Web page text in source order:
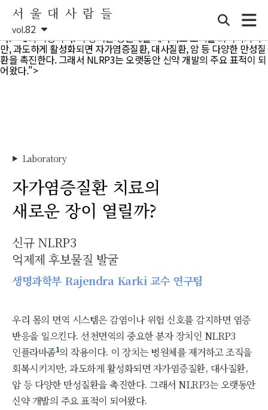
1의 작용이다. 이 장치는 병원체를 제거하고 조직을 회복시키지만, 과
도하게 활성화되면 자가염증질환, 대사질환, 암 등 다양한 만성질환을
촉진한다. 그래서 NLRP3는 오랫동안 신약 개발의 주요 표적이 되어왔
다.">1의 작용이다. 이 장치는 병원체를 제거하고 조직을 회복시키지
만, 과도하게 활성화되면 자가염증질환, 대사질환, 암 등 다양한 만성질
환을 촉진한다. 그래서 NLRP3는 오랫동안 신약 개발의 주요 표적이 되
어왔다.">
서 울 대 사 람 들
vol.82
▶ Laboratory
자가염증질환 치료의
새로운 장이 열릴까?
신규 NLRP3
억제제 후보물질 발굴
생명과학부 Rajendra Karki 교수 연구팀
우리 몸의 면역 시스템은 감염이나 위험 신호를 감지하면 염증
반응을 일으킨다. 선천면역의 중요한 분자 장치인 NLRP3
인플라마좀1의 작용이다. 이 장치는 병원체를 제거하고 조직을
회복시키지만, 과도하게 활성화되면 자가염증질환, 대사질환,
암 등 다양한 만성질환을 촉진한다. 그래서 NLRP3는 오랫동안
신약 개발의 주요 표적이 되어왔다.